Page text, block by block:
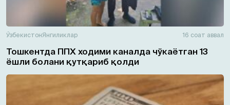
ЎзбекистонЯнгиликлар 16 соат аввал
Тошкентда ППХ ходими каналда чўкаётган 13
ёшли болани қутқариб қолди